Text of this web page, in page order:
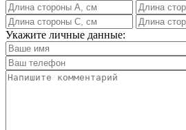
Укажите личные данные: